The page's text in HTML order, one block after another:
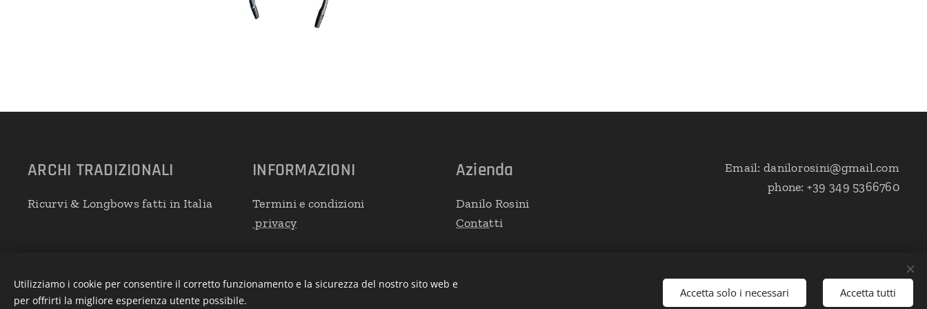
ARCHI TRADIZIONALI
Ricurvi & Longbows fatti in Italia
INFORMAZIONI
Termini e condizioni
privacy
Azienda
Danilo Rosini
Contatti
Email: danilorosini@gmail.com
phone: +39 349 5366760
Utilizziamo i cookie per consentire il corretto funzionamento e la sicurezza del nostro sito web e
per offrirti la migliore esperienza utente possibile.
Accetta solo i necessari Accetta tutti